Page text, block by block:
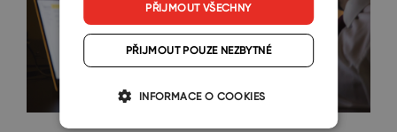
PŘIJMOUT VŠECHNY
PŘIJMOUT POUZE NEZBYTNÉ
INFORMACE O COOKIES